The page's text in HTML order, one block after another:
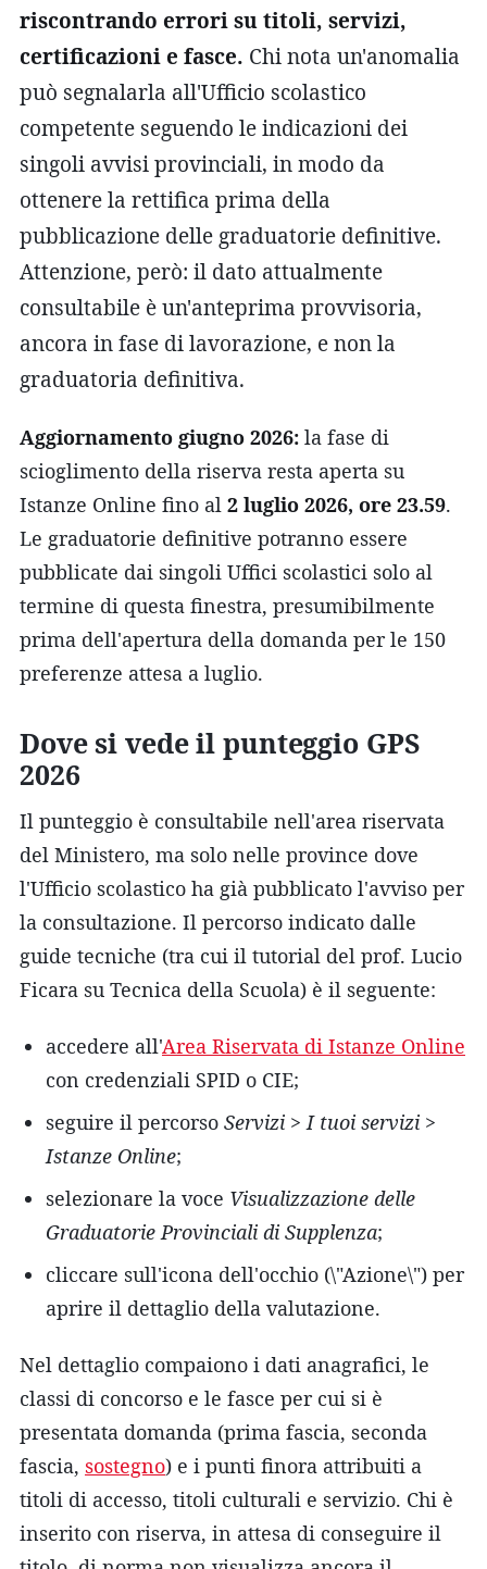
riscontrando errori su titoli, servizi,
certificazioni e fasce. Chi nota un'anomalia
può segnalarla all'Ufficio scolastico
competente seguendo le indicazioni dei
singoli avvisi provinciali, in modo da
ottenere la rettifica prima della
pubblicazione delle graduatorie definitive.
Attenzione, però: il dato attualmente
consultabile è un'anteprima provvisoria,
ancora in fase di lavorazione, e non la
graduatoria definitiva.
Aggiornamento giugno 2026: la fase di
scioglimento della riserva resta aperta su
Istanze Online fino al 2 luglio 2026, ore 23.59.
Le graduatorie definitive potranno essere
pubblicate dai singoli Uffici scolastici solo al
termine di questa finestra, presumibilmente
prima dell'apertura della domanda per le 150
preferenze attesa a luglio.
Dove si vede il punteggio GPS
2026
Il punteggio è consultabile nell'area riservata
del Ministero, ma solo nelle province dove
l'Ufficio scolastico ha già pubblicato l'avviso per
la consultazione. Il percorso indicato dalle
guide tecniche (tra cui il tutorial del prof. Lucio
Ficara su Tecnica della Scuola) è il seguente:
accedere all'Area Riservata di Istanze Online
con credenziali SPID o CIE;
seguire il percorso Servizi > I tuoi servizi >
Istanze Online;
selezionare la voce Visualizzazione delle
Graduatorie Provinciali di Supplenza;
cliccare sull'icona dell'occhio (\"Azione\") per
aprire il dettaglio della valutazione.
Nel dettaglio compaiono i dati anagrafici, le
classi di concorso e le fasce per cui si è
presentata domanda (prima fascia, seconda
fascia, sostegno) e i punti finora attribuiti a
titoli di accesso, titoli culturali e servizio. Chi è
inserito con riserva, in attesa di conseguire il